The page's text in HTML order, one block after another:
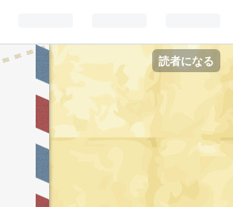
読者になる